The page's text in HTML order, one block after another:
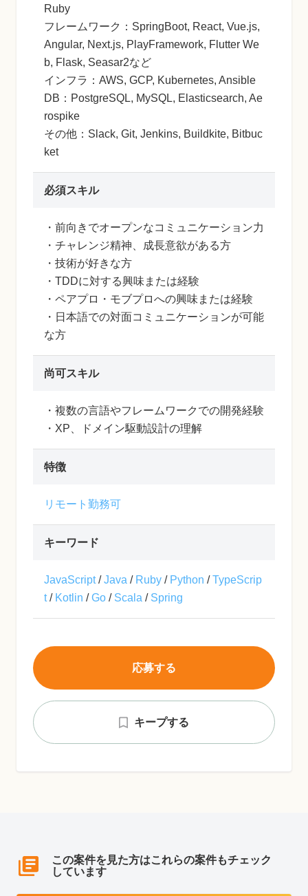
Ruby
フレームワーク：SpringBoot, React, Vue.js,
Angular, Next.js, PlayFramework, Flutter We
b, Flask, Seasar2など
インフラ：AWS, GCP, Kubernetes, Ansible
DB：PostgreSQL, MySQL, Elasticsearch, Ae
rospike
その他：Slack, Git, Jenkins, Buildkite, Bitbuc
ket
必須スキル
・前向きでオープンなコミュニケーション力
・チャレンジ精神、成長意欲がある方
・技術が好きな方
・TDDに対する興味または経験
・ペアプロ・モブプロへの興味または経験
・日本語での対面コミュニケーションが可能
な方
尚可スキル
・複数の言語やフレームワークでの開発経験
・XP、ドメイン駆動設計の理解
特徴
リモート勤務可
キーワード
JavaScript/Java / Ruby / Python /TypeScrip
t/ Kotlin /Go / Scala / Spring
キープする
応募する
この案件を見た方はこれらの案件もチェック
しています